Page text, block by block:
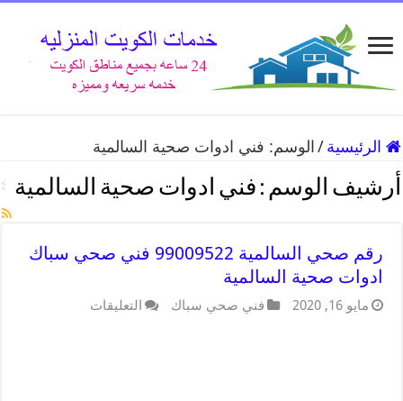
الرئيسية / الوسم: فني ادوات صحية السالمية
أرشيف الوسم : فني ادوات صحية السالمية
رقم صحي السالمية 99009522 فني صحي سباك
ادوات صحية السالمية
مايو 16, 2020 فني صحي سباك التعليقات